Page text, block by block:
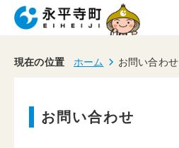
現在の位置 ホーム お問い合わせ
お問い合わせ